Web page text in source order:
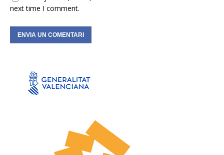
next time I comment.